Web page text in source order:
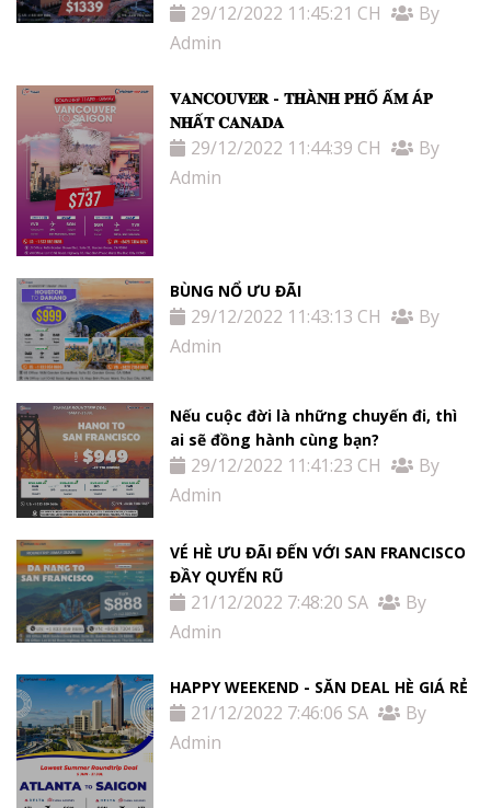
29/12/2022 11:45:21 CH
By
Admin
𝐕𝐀𝐍𝐂𝐎𝐔𝐕𝐄𝐑 - 𝐓𝐇À𝐍𝐇 𝐏𝐇Ố Ấ𝐌 Á𝐏
𝐍𝐇Ấ𝐓 𝐂𝐀𝐍𝐀𝐃𝐀
29/12/2022 11:44:39 CH
By
Admin
BÙNG NỔ ƯU ĐÃI
29/12/2022 11:43:13 CH
By
Admin
Nếu cuộc đời là những chuyến đi, thì
ai sẽ đồng hành cùng bạn?
29/12/2022 11:41:23 CH
By
Admin
VÉ HÈ ƯU ĐÃI ĐẾN VỚI SAN FRANCISCO
ĐẦY QUYẾN RŨ
21/12/2022 7:48:20 SA
By
Admin
HAPPY WEEKEND - SĂN DEAL HÈ GIÁ RẺ
21/12/2022 7:46:06 SA
By
Admin